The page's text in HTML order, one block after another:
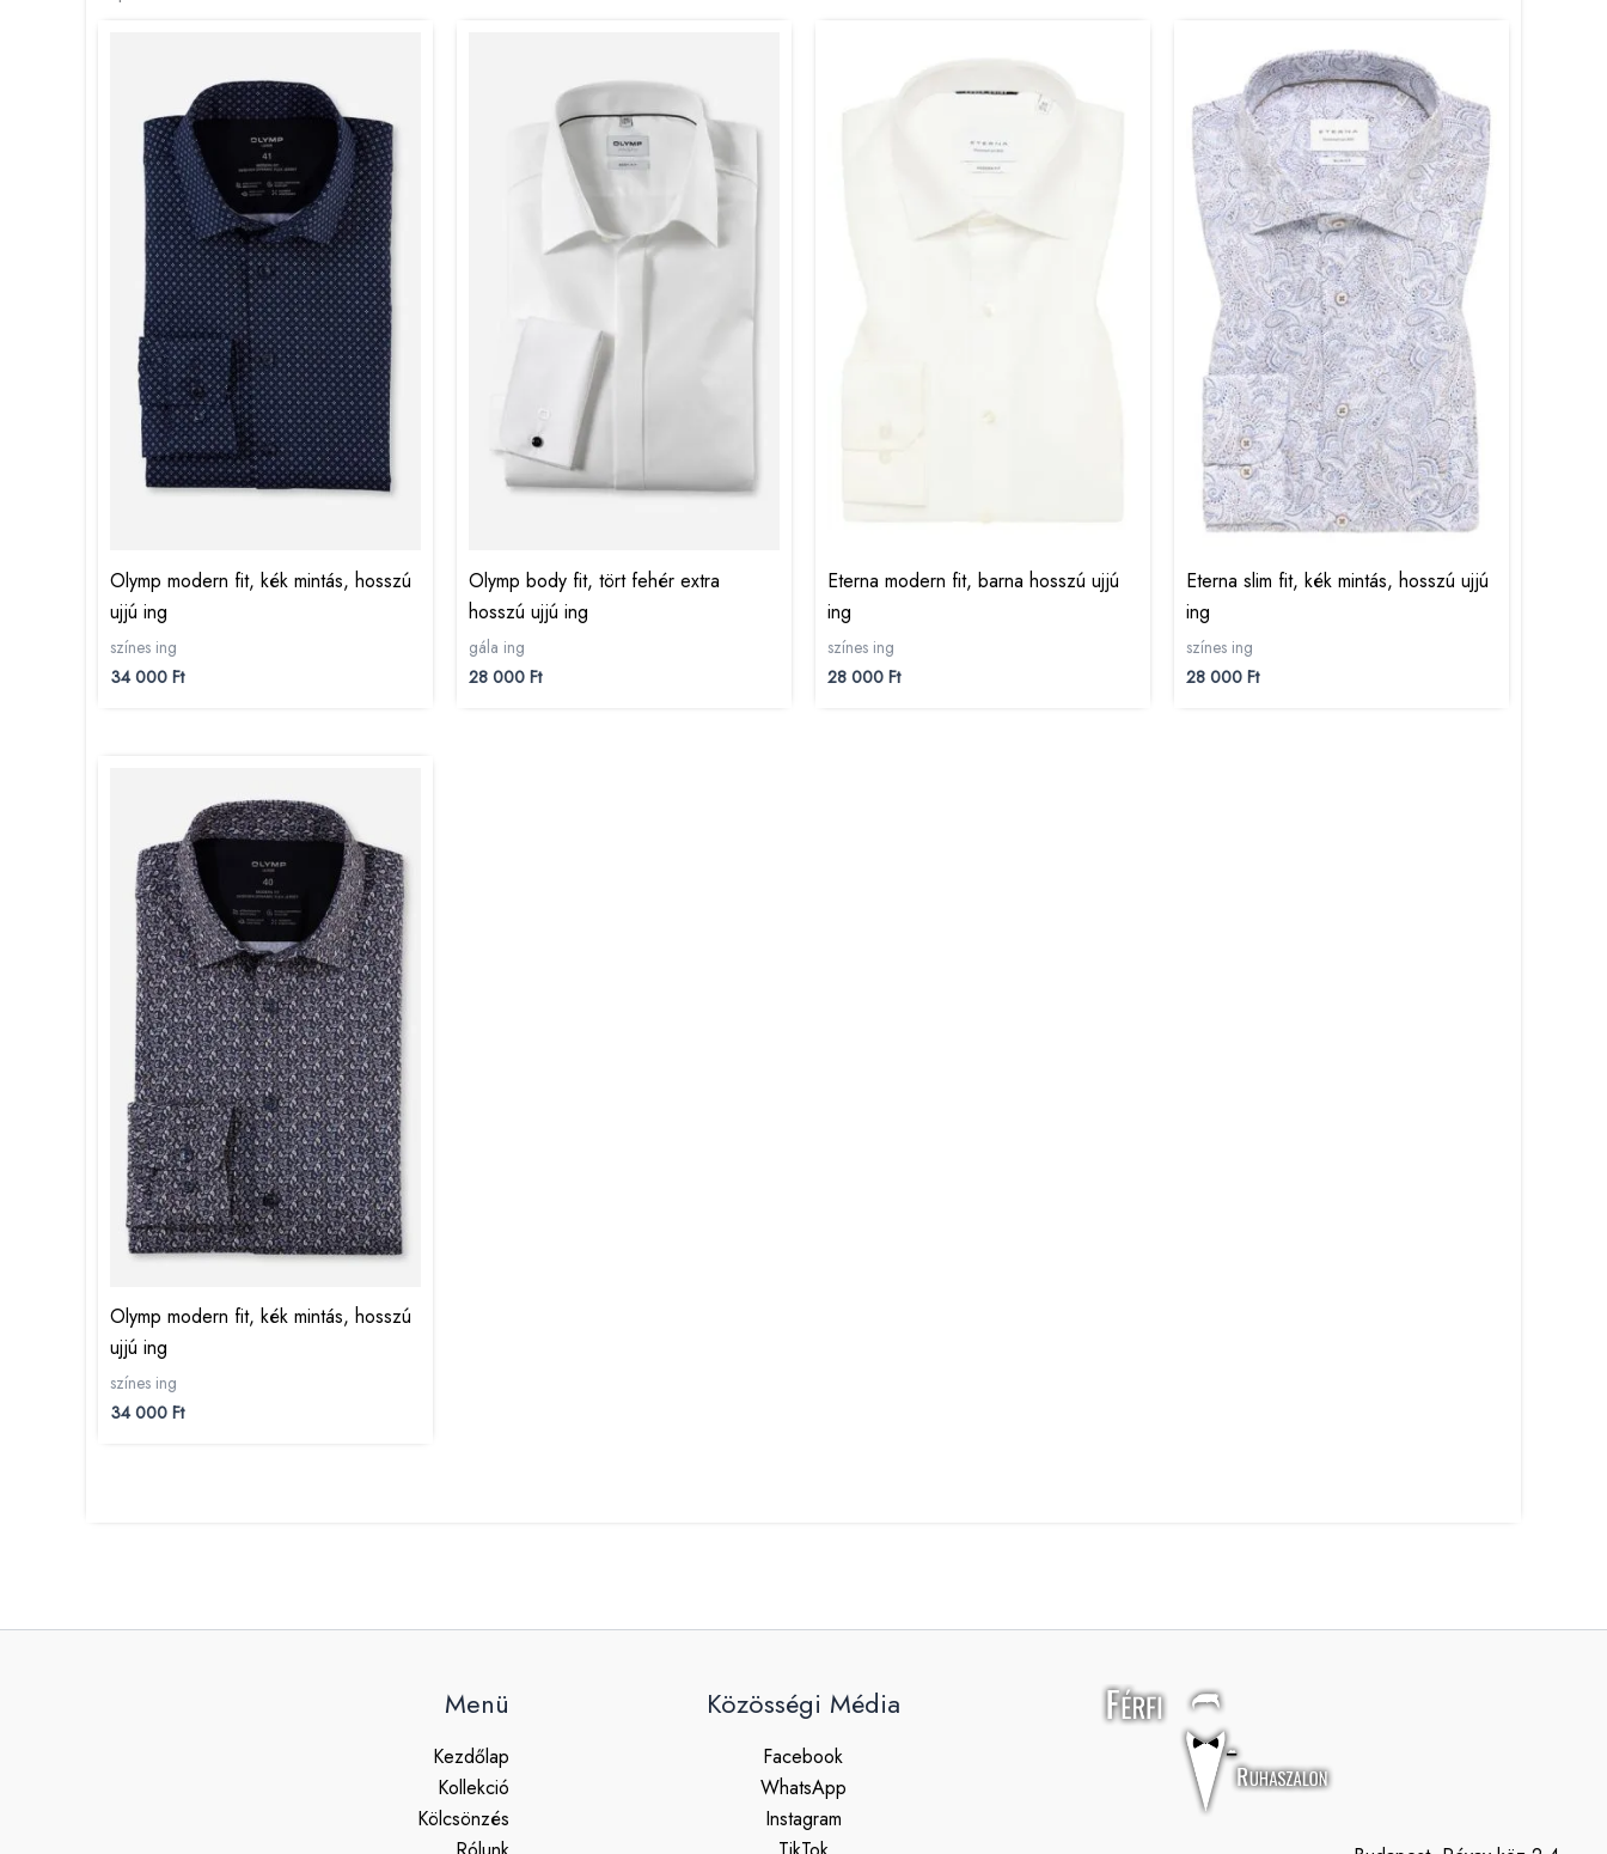
Olymp modern fit, kék mintás, hosszú
ujjú ing
színes ing
34 000 Ft
Olymp body fit, tört fehér extra
hosszú ujjú ing
gála ing
28 000 Ft
Eterna modern fit, barna hosszú ujjú
ing
színes ing
28 000 Ft
Eterna slim fit, kék mintás, hosszú ujjú
ing
színes ing
28 000 Ft
Olymp modern fit, kék mintás, hosszú
ujjú ing
színes ing
34 000 Ft
Menü
Kezdőlap
Kollekció
Kölcsönzés
Közösségi Média
Facebook
WhatsApp
Instagram